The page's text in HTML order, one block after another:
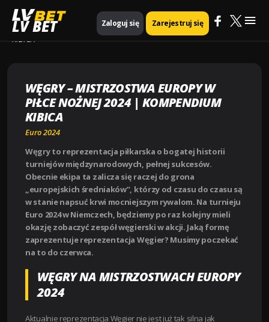
LV BET Zaloguj się Zarejestruj się
Strona główna
Euro 2024
WĘGRY – MISTRZOSTWA EUROPY W PIŁCE NOŻNEJ 2024 | KOMPENDIUM
KIBICA
WĘGRY – MISTRZOSTWA EUROPY W
PIŁCE NOŻNEJ 2024 | KOMPENDIUM
KIBICA
Euro 2024
Węgry to reprezentacja piłkarska o bogatej historii
turniejów międzynarodowych, pełnej sukcesów.
Obecnie ekipa ta zalicza się raczej do grona
„europejskich średniaków”, którzy od czasu do czasu są
w stanie napsuć krwi mocniejszym rywalom. Na turnieju
Euro 2024 w Niemczech, będziemy po raz kolejny mieli
okazję zobaczyć zespół węgierski w akcji. Jaką formę
zaprezentuje reprezentacja Węgier? Musimy poczekać
na to do czerwca.
WĘGRY NA MISTRZOSTWACH EUROPY
2024
Aktualnie reprezentacja Węgier nie jest już tak silna jak